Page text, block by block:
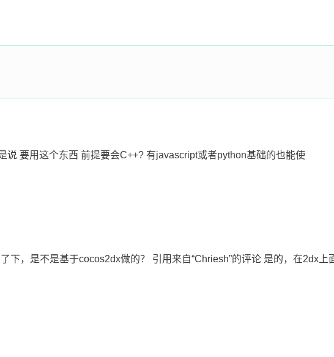
说 要用这个东西 前提要会C++? 有javascript或者python基础的也能使
下，是不是基于cocos2dx做的？ 引用来自“Chriesh”的评论 是的，在2dx